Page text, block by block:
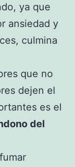
ya que
ansiedad y
culmina
que no
dejen el
es el
del